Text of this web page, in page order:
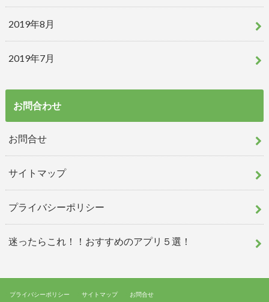
2019年8月
2019年7月
お問合わせ
お問合せ
サイトマップ
プライバシーポリシー
迷ったらこれ！！おすすめのアプリ５選！
プライバシーポリシー サイトマップ お問合せ